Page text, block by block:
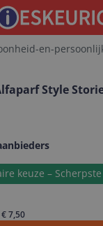
en-
Style
keuze –
7,50